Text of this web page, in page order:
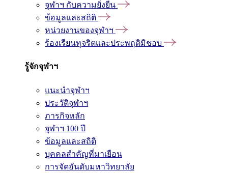
จุฬาฯ กับความยั่งยืน
ข้อมูลและสถิติ
หน่วยงานของจุฬาฯ
ร้องเรียนทุจริตและประพฤติมิชอบ
รู้จักจุฬาฯ
แนะนำจุฬาฯ
ประวัติจุฬาฯ
ภารกิจหลัก
จุฬาฯ 100 ปี
ข้อมูลและสถิติ
บุคคลสำคัญที่มาเยือน
การจัดอันดับมหาวิทยาลัย